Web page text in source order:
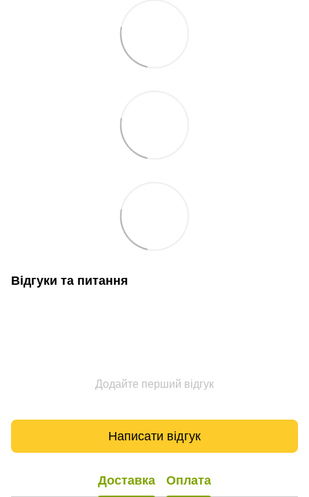
Відгуки та питання
Додайте перший відгук
Написати відгук
Доставка Оплата